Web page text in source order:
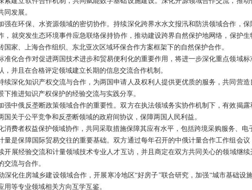
同发展。
强在环保、水资源领域的密切协作。持续深化跨界水水文报汛和防洪领域合作，
，就突发生态环境事件应急联络保持协作，推动建设跨界自然保护地网络，保护
国家、上海合作组织、东北亚次区域环保合作方案框架下的自然保护合作。
准化合作对促进两国技术进步和贸易便利化的重要作用，将进一步深化重点领域
，并且在合格评定领域建立长期的信息交流合作机制。
续深化知识产权交流与合作，为两国申请人及权利人提供更优质的服务，共同营
下推进知识产权保护的经验交流与实践分享。
强中俄反垄断政策领域合作的重要性。双方在执法领域务实协作机制下，有效揭
国关于公平竞争和反垄断领域的政府间协议，保障两国人民利益。
消费者权益保护领域协作，共同采取措施保障其应有水平，包括跨境采购服务、电
量是保障国际贸易交往的重要基础。双方通过每年召开的中俄计量合作工作组会
开展经验交流和计量领域技术专业人才互访，并且商定在双方共同关心的领域继
交流与合作。
深化住房城乡建设领域合作，开展寒冷地区“好房子”联合研究，加强“城市基础设
用等专业领域相关方向互学互鉴。